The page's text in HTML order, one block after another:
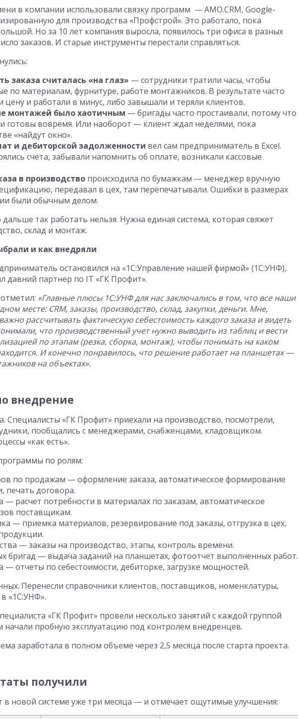
в компании использовали связку программ — AMO.CRM, Google-
для производства «Профстрой». Это работало, пока
Но за 10 лет компания выросла, появилось три офиса в разных
заказов. И старые инструменты перестали справляться.
заказа считалась «на глаз» — сотрудники тратили часы, чтобы
по материалам, фурнитуре, работе монтажников. В результате часто
цену и работали в минус, либо завышали и теряли клиентов.
монтажей было хаотичным — бригады часто простаивали, потому что
готовы вовремя. Или наоборот — клиент ждал неделями, пока
«найдут окно».
и дебиторской задолженности вел сам предприниматель в Excel.
счета, забывали напомнить об оплате, возникали кассовые
в производство происходила по бумажкам — менеджер вручную
передавал в цех, там перепечатывали. Ошибки в размерах
были обычным делом.
так работать нельзя. Нужна единая система, которая свяжет
склад и монтаж.
и как внедряли
остановился на «1С:Управление нашей фирмой» (1С:УНФ),
давний партнер по IT «ГК Профит».
«Главные плюсы 1С:УНФ для нас заключались в том, что все наши
месте: CRM, заказы, производство, склад, закупки, деньги. Мне,
рассчитывать фактическую себестоимость каждого заказа и видеть
что производственный учет нужно выводить из таблиц и вести
по этапам (резка, сборка, монтаж), чтобы понимать на каком
И конечно понравилось, что решение работает на планшетах —
на объектах».
внедрение
Специалисты «ГК Профит» приехали на производство, посмотрели,
пообщались с менеджерами, снабженцами, кладовщиком.
«как есть».
по ролям:
по продажам — оформление заказа, автоматическое формирование
печать договора.
— расчет потребности в материалах по заказам, автоматическое
поставщикам.
— приемка материалов, резервирование под заказы, отгрузка в цех,
— заказы на производство, этапы, контроль времени.
бригад — выдача заданий на планшетах, фотоотчет выполненных работ.
— отчеты по себестоимости, дебиторке, загрузке мощностей.
Перенесли справочники клиентов, поставщиков, номенклатуры,
в «1С:УНФ».
«ГК Профит» провели несколько занятий с каждой группой
начали пробную эксплуатацию под контролем внедренцев.
заработала в полном объеме через 2,5 месяца после старта проекта.
получили
в новой системе уже три месяца — и отмечает ощутимые улучшения: